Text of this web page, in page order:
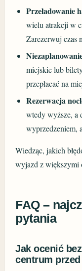
Przeładowanie
wielu atrakcji w
Zarezerwuj czas
miejskie lub
przepłacać na
Rezerwacja
wtedy wyższe, a
wyprzedzeniem,
Wiedząc, jakich
wyjazd z większymi
FAQ –
pytania
Jak ocenić
centrum